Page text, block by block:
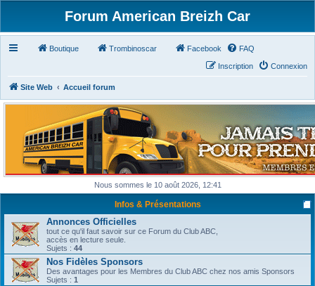
Forum American Breizh Car
Boutique Trombinoscar Facebook FAQ
Connexion
Inscription
Site Web Accueil forum
Nous sommes le 10 août 2026, 12:41
Infos & Présentations
Annonces Officielles
tout ce qu'il faut savoir sur ce Forum du Club ABC,
accès en lecture seule.
Sujets : 44
Nos Fidèles Sponsors
Des avantages pour les Membres du Club ABC chez nos amis Sponsors
Sujets : 1